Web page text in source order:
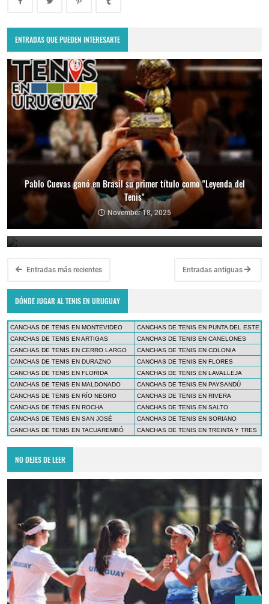
ENTRADAS QUE PUEDEN INTERESARTE
Pablo Cuevas ganó en Brasil su primer título como "Leyenda del
Tenis"
November 18, 2025
Copa Davis 2024: Uruguay enfrentará a Bolivia como visitante por
el Grupo Mundial II
February 10, 2024
Entradas más recientes Entradas antiguas
DÓNDE JUGAR AL TENIS EN URUGUAY
CANCHAS DE TENIS EN MONTEVIDEO
CANCHAS DE TENIS EN PUNTA DEL ESTE
CANCHAS DE TENIS EN ARTIGAS
CANCHAS DE TENIS EN CANELONES
CANCHAS DE TENIS EN CERRO LARGO
CANCHAS DE TENIS EN COLONIA
CANCHAS DE TENIS EN DURAZNO
CANCHAS DE TENIS EN FLORES
CANCHAS DE TENIS EN FLORIDA
CANCHAS DE TENIS EN LAVALLEJA
CANCHAS DE TENIS EN MALDONADO
CANCHAS DE TENIS EN PAYSANDÚ
CANCHAS DE TENIS EN RÍO NEGRO
CANCHAS DE TENIS EN RIVERA
CANCHAS DE TENIS EN ROCHA
CANCHAS DE TENIS EN SALTO
CANCHAS DE TENIS EN SAN JOSÉ
CANCHAS DE TENIS EN SORIANO
CANCHAS DE TENIS EN TACUAREMBÓ
CANCHAS DE TENIS EN TREINTA Y TRES
NO DEJES DE LEER